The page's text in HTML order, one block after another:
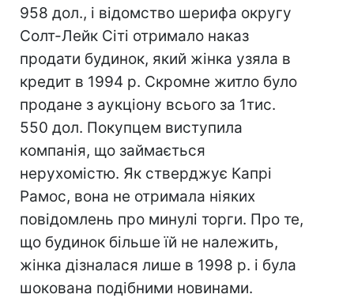
958 дол., і відомство шерифа округу
Солт-Лейк Сіті отримало наказ
продати будинок, який жінка узяла в
кредит в 1994 р. Скромне житло було
продане з аукціону всього за 1тис.
550 дол. Покупцем виступила
компанія, що займається
нерухомістю. Як стверджує Капрі
Рамос, вона не отримала ніяких
повідомлень про минулі торги. Про те,
що будинок більше їй не належить,
жінка дізналася лише в 1998 р. і була
шокована подібними новинами.